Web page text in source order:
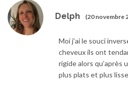
Delph (20 novembre
Moi j’ai le souci
cheveux ils ont
rigide alors qu’après
plus plats et plus